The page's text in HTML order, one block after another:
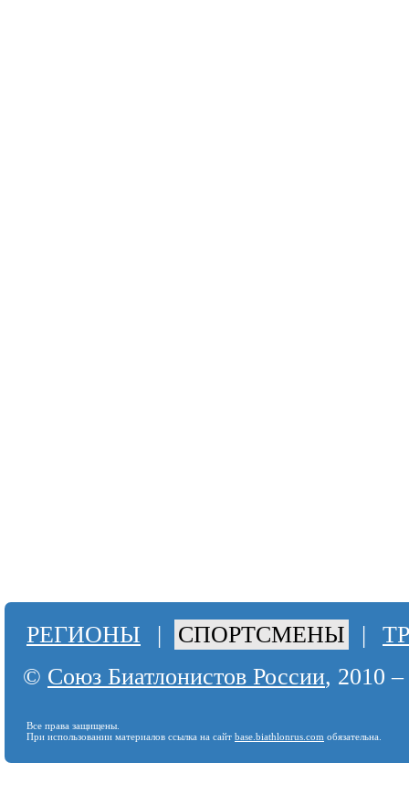
РЕГИОНЫ | СПОРТСМЕНЫ |
© Союз Биатлонистов России, 2010
Все права защищены.
При использовании материалов ссылка на сайт base.biathlonrus.com обязательна.